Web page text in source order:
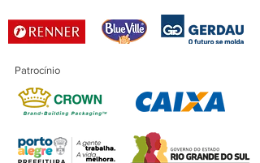
Patrocínio